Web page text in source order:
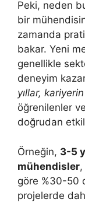
Peki, neden
bir
zamanda
bakar. Yeni
genellikle
deneyim
yıllar,
öğrenilenler
doğrudan
Örneğin, 3-5
mühendisler,
göre %30-50
projelerde